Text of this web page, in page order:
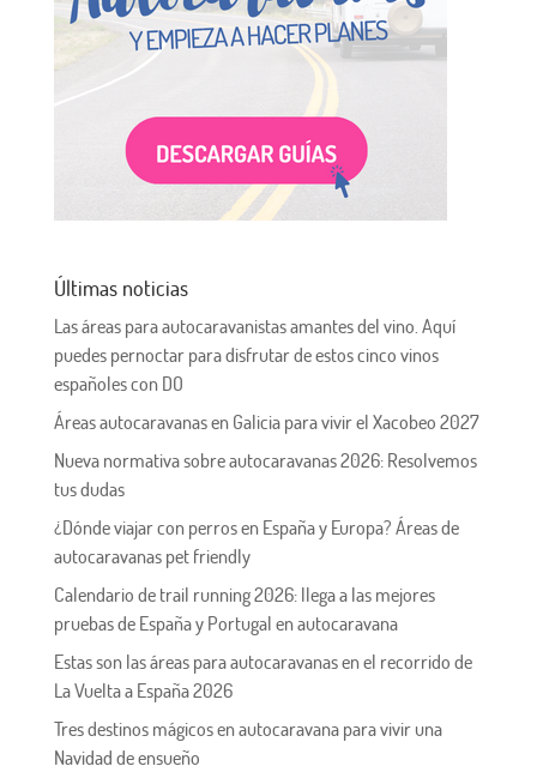
Últimas noticias
Las áreas para autocaravanistas amantes del vino. Aquí
puedes pernoctar para disfrutar de estos cinco vinos
españoles con DO
Áreas autocaravanas en Galicia para vivir el Xacobeo 2027
Nueva normativa sobre autocaravanas 2026: Resolvemos
tus dudas
¿Dónde viajar con perros en España y Europa? Áreas de
autocaravanas pet friendly
Calendario de trail running 2026: llega a las mejores
pruebas de España y Portugal en autocaravana
Estas son las áreas para autocaravanas en el recorrido de
La Vuelta a España 2026
Tres destinos mágicos en autocaravana para vivir una
Navidad de ensueño